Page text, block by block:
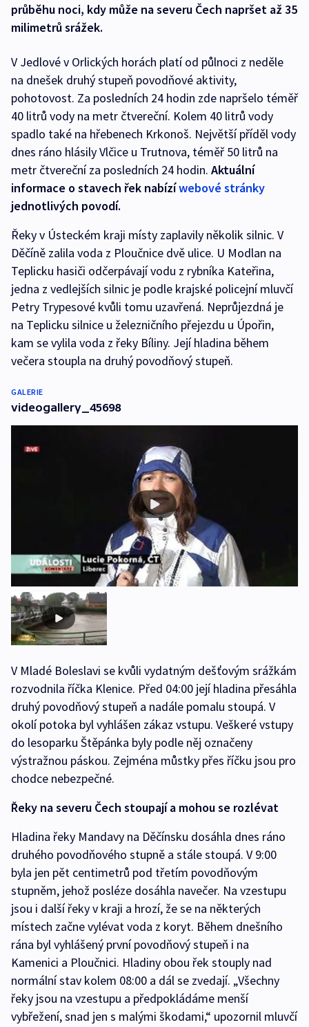
průběhu noci, kdy může na severu Čech napršet až 35
milimetrů srážek.
V Jedlové v Orlických horách platí od půlnoci z neděle
na dnešek druhý stupeň povodňové aktivity,
pohotovost. Za posledních 24 hodin zde napršelo téměř
40 litrů vody na metr čtvereční. Kolem 40 litrů vody
spadlo také na hřebenech Krkonoš. Největší příděl vody
dnes ráno hlásily Vlčice u Trutnova, téměř 50 litrů na
metr čtvereční za posledních 24 hodin. Aktuální
informace o stavech řek nabízíwebové stránky
jednotlivých povodí.
Řeky v Ústeckém kraji místy zaplavily několik silnic. V
Děčíně zalila voda z Ploučnice dvě ulice. U Modlan na
Teplicku hasiči odčerpávají vodu z rybníka Kateřina,
jedna z vedlejších silnic je podle krajské policejní mluvčí
Petry Trypesové kvůli tomu uzavřená. Neprůjezdná je
na Teplicku silnice u železničního přejezdu u Úpořin,
kam se vylila voda z řeky Bíliny. Její hladina během
večera stoupla na druhý povodňový stupeň.
GALERIE
videogallery_45698
V Mladé Boleslavi se kvůli vydatným dešťovým srážkám
rozvodnila říčka Klenice. Před 04:00 její hladina přesáhla
druhý povodňový stupeň a nadále pomalu stoupá. V
okolí potoka byl vyhlášen zákaz vstupu. Veškeré vstupy
do lesoparku Štěpánka byly podle něj označeny
výstražnou páskou. Zejména můstky přes říčku jsou pro
chodce nebezpečné.
Řeky na severu Čech stoupají a mohou se rozlévat
Hladina řeky Mandavy na Děčínsku dosáhla dnes ráno
druhého povodňového stupně a stále stoupá. V 9:00
byla jen pět centimetrů pod třetím povodňovým
stupněm, jehož posléze dosáhla navečer. Na vzestupu
jsou i další řeky v kraji a hrozí, že se na některých
místech začne vylévat voda z koryt. Během dnešního
rána byl vyhlášený první povodňový stupeň i na
Kamenici a Ploučnici. Hladiny obou řek stouply nad
normální stav kolem 08:00 a dál se zvedají. „Všechny
řeky jsou na vzestupu a předpokládáme menší
vybřežení, snad jen s malými škodami,“ upozornil mluvčí